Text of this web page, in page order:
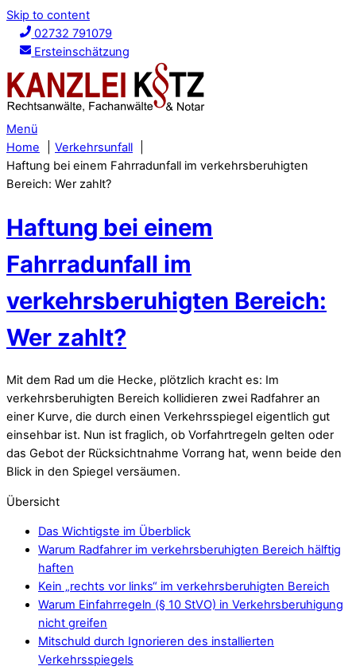
Skip to content
02732 791079
Ersteinschätzung
Menü
Home
Verkehrsunfall
Haftung bei einem Fahrradunfall im verkehrsberuhigten
Bereich: Wer zahlt?
Haftung bei einem
Fahrradunfall im
verkehrsberuhigten Bereich:
Wer zahlt?
Mit dem Rad um die Hecke, plötzlich kracht es: Im
verkehrsberuhigten Bereich kollidieren zwei Radfahrer an
einer Kurve, die durch einen Verkehrsspiegel eigentlich gut
einsehbar ist. Nun ist fraglich, ob Vorfahrtregeln gelten oder
das Gebot der Rücksichtnahme Vorrang hat, wenn beide den
Blick in den Spiegel versäumen.
Übersicht
Das Wichtigste im Überblick
Warum Radfahrer im verkehrsberuhigten Bereich hälftig
haften
Kein „rechts vor links“ im verkehrsberuhigten Bereich
Warum Einfahrregeln (§ 10 StVO) in Verkehrsberuhigung
nicht greifen
Mitschuld durch Ignorieren des installierten
Verkehrsspiegels